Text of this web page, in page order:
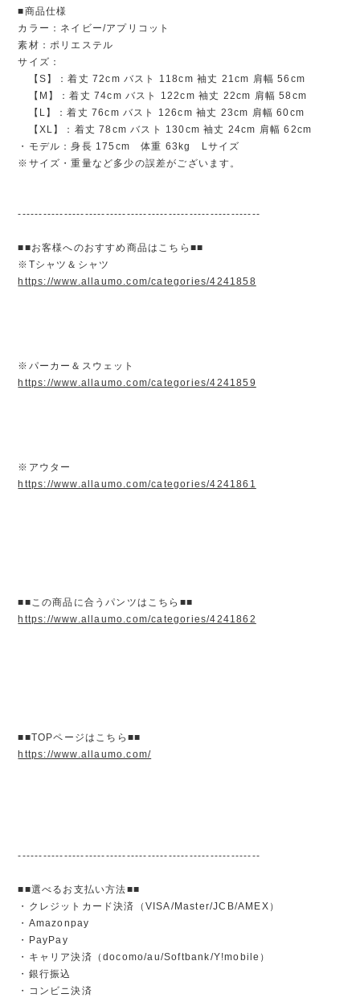
■商品仕様
カラー：ネイビー/アプリコット
素材：ポリエステル
サイズ：
【S】：着丈 72cm バスト 118cm 袖丈 21cm 肩幅 56cm
【M】：着丈 74cm バスト 122cm 袖丈 22cm 肩幅 58cm
【L】：着丈 76cm バスト 126cm 袖丈 23cm 肩幅 60cm
【XL】：着丈 78cm バスト 130cm 袖丈 24cm 肩幅 62cm
・モデル：身長 175cm 体重 63kg Lサイズ
※サイズ・重量など多少の誤差がございます。
----------------------------------------------------------
■■お客様へのおすすめ商品はこちら■■
※Tシャツ＆シャツ
https://www.allaumo.com/categories/4241858
※パーカー＆スウェット
https://www.allaumo.com/categories/4241859
※アウター
https://www.allaumo.com/categories/4241861
■■この商品に合うパンツはこちら■■
https://www.allaumo.com/categories/4241862
■■TOPページはこちら■■
https://www.allaumo.com/
----------------------------------------------------------
■■選べるお支払い方法■■
・クレジットカード決済（VISA/Master/JCB/AMEX）
・Amazonpay
・PayPay
・キャリア決済（docomo/au/Softbank/Y!mobile）
・銀行振込
・コンビニ決済